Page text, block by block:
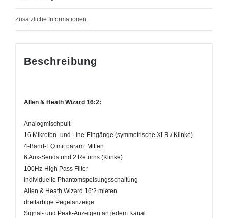
Zusätzliche Informationen
Beschreibung
Allen & Heath Wizard 16:2:
Analogmischpult
16 Mikrofon- und Line-Eingänge (symmetrische XLR / Klinke)
4-Band-EQ mit param. Mitten
6 Aux-Sends und 2 Returns (Klinke)
100Hz-High Pass Filter
individuelle Phantomspeisungsschaltung
Allen & Heath Wizard 16:2 mieten
dreifarbige Pegelanzeige
Signal- und Peak-Anzeigen an jedem Kanal